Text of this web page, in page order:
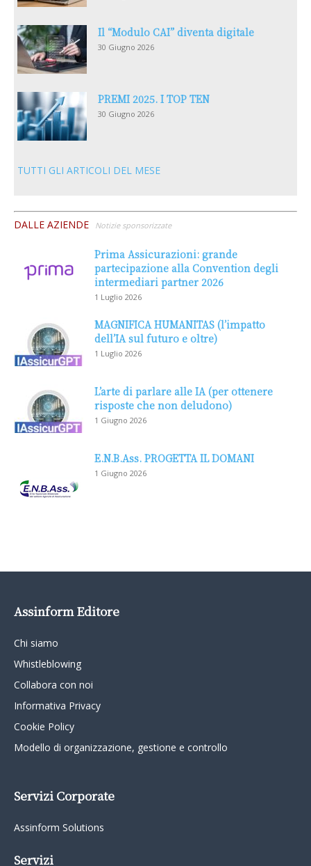
Il “Modulo CAI” diventa digitale
30 Giugno 2026
PREMI 2025. I TOP TEN
30 Giugno 2026
TUTTI GLI ARTICOLI DEL MESE
DALLE AZIENDE Notizie sponsorizzate
Prima Assicurazioni: grande
partecipazione alla Convention degli
intermediari partner 2026
1 Luglio 2026
MAGNIFICA HUMANITAS (l’impatto
dell’IA sul futuro e oltre)
1 Luglio 2026
L’arte di parlare alle IA (per ottenere
risposte che non deludono)
1 Giugno 2026
E.N.B.Ass. PROGETTA IL DOMANI
1 Giugno 2026
Assinform Editore
Chi siamo
Whistleblowing
Collabora con noi
Informativa Privacy
Cookie Policy
Modello di organizzazione, gestione e controllo
Servizi Corporate
Assinform Solutions
Servizi